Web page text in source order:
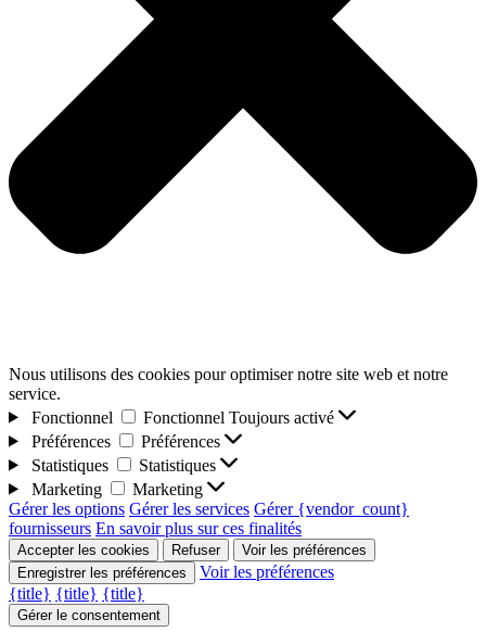
Nous utilisons des cookies pour optimiser notre site web et notre
service.
Fonctionnel
Fonctionnel Toujours activé
Préférences
Préférences
Statistiques
Statistiques
Marketing
Marketing
Gérer les options Gérer les services Gérer {vendor_count}
fournisseurs En savoir plus sur ces finalités
Accepter les cookies Refuser
Voir les préférences
Enregistrer les préférences
Voir les préférences
{title} {title} {title}
Gérer le consentement